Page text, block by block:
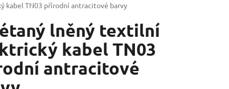
kabel TN03 přírodní antracitové barvy
lněný textilní
kabel TN03
antracitové